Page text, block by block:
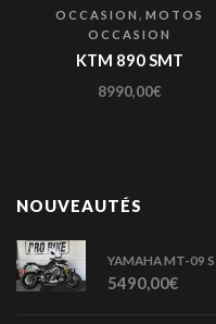
OCCASION , MOTOS
OCCASION
KTM 890 SMT
8990,00€
NOUVEAUTÉS
YAMAHA MT-09
5490,00€